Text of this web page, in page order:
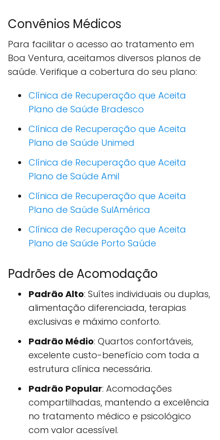
Convênios Médicos
Para facilitar o acesso ao tratamento em
Boa Ventura, aceitamos diversos planos de
saúde. Verifique a cobertura do seu plano:
Clínica de Recuperação que Aceita
Plano de Saúde Bradesco
Clínica de Recuperação que Aceita
Plano de Saúde Unimed
Clínica de Recuperação que Aceita
Plano de Saúde Amil
Clínica de Recuperação que Aceita
Plano de Saúde SulAmérica
Clínica de Recuperação que Aceita
Plano de Saúde Porto Saúde
Padrões de Acomodação
Padrão Alto: Suítes individuais ou duplas,
alimentação diferenciada, terapias
exclusivas e máximo conforto.
Padrão Médio: Quartos confortáveis,
excelente custo-benefício com toda a
estrutura clínica necessária.
Padrão Popular: Acomodações
compartilhadas, mantendo a excelência
no tratamento médico e psicológico
com valor acessível.